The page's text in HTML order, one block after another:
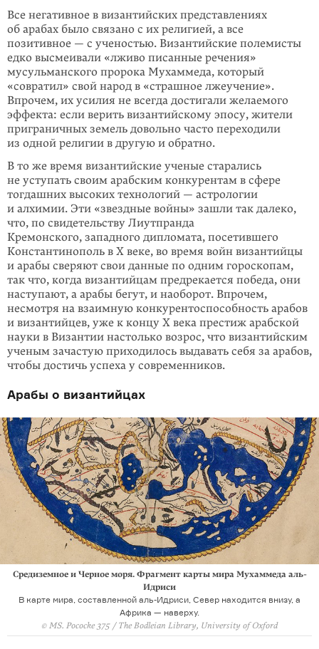
Все негативное в византийских представлениях
об арабах было связано с их религией, а все
позитивное — с ученостью. Византийские полемисты
едко высмеивали «лживо писанные речения»
мусульманского пророка Мухаммеда, который
«совратил» свой народ в «страшное лжеучение».
Впрочем, их усилия не всегда достигали желаемого
эффекта: если верить византийскому эпосу, жители
приграничных земель довольно часто переходили
из одной религии в другую и обратно.
В то же время византийские ученые старались
не уступать своим арабским конкурентам в сфере
тогдашних высоких технологий — астрологии
и алхимии. Эти «звездные войны» зашли так далеко,
что, по свидетельству Лиутпранда
Кремонского, западного дипломата, посетившего
Константинополь в X веке, во время войн византийцы
и арабы сверяют свои данные по одним гороскопам,
так что, когда византийцам предрекается победа, они
наступают, а арабы бегут, и наоборот. Впрочем,
несмотря на взаимную конкурентоспособность арабов
и византийцев, уже к концу X века престиж арабской
науки в Византии настолько возрос, что византийским
ученым зачастую приходилось выдавать себя за арабов,
чтобы достичь успеха у современников.
Арабы о византийцах
Средиземное и Черное моря. Фрагмент карты мира Мухаммеда аль-
Идриси
В карте мира, составленной аль-Идриси, Север находится внизу, а
Африка — наверху.
© MS. Pococke 375 / The Bodleian Library, University of Oxford